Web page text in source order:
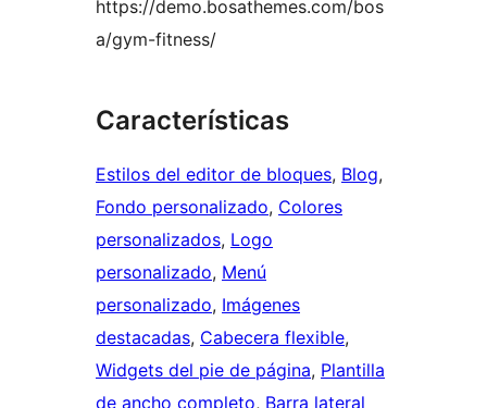
https://demo.bosathemes.com/bos
a/gym-fitness/
Características
Estilos del editor de bloques, Blog
Fondo personalizado, Colores
personalizados, Logo
personalizado, Menú
personalizado, Imágenes
destacadas, Cabecera flexible
Widgets del pie de página, Plantilla
de ancho completo, Barra lateral